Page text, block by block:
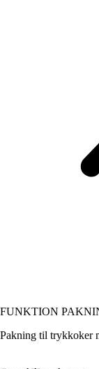
FUNKTION
Pakning til trykkoker